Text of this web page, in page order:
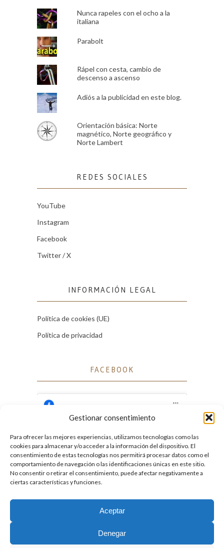
Gestionar consentimiento
Para ofrecer las mejores experiencias, utilizamos tecnologías como las
cookies para almacenar y/o acceder a la información del dispositivo. El
consentimiento de estas tecnologías nos permitirá procesar datos como el
comportamiento de navegación o las identificaciones únicas en este sitio.
No consentir o retirar el consentimiento, puede afectar negativamente a
ciertas características y funciones.
Aceptar
Denegar
Nunca rapeles con el ocho a la
italiana
Parabolt
Rápel con cesta, cambio de
descenso a ascenso
Adiós a la publicidad en este blog.
Orientación básica: Norte
magnético, Norte geográfico y
Norte Lambert
REDES SOCIALES
YouTube
Instagram
Facebook
Twitter / X
INFORMACIÓN LEGAL
Política de cookies (UE)
Política de privacidad
FACEBOOK
Facebook
Haz clic para aceptar cookies de marketing
y permitir este contenido